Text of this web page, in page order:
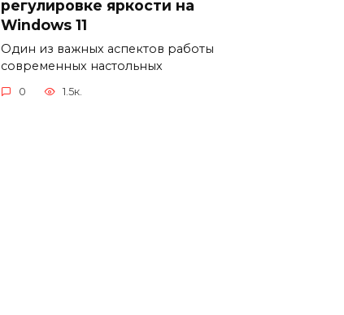
регулировке яркости на
Windows 11
Один из важных аспектов работы
современных настольных
0 1.5к.